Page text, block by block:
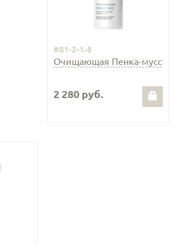
#81-2-1-8
Очищающая Пенка-мусс
2 280 руб.